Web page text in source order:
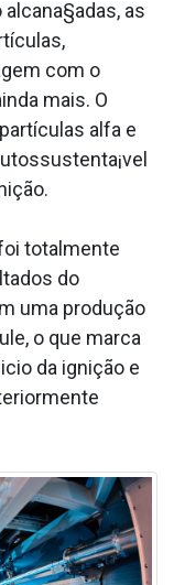
as
com o
mais. O
alfa e
totalmente
do
uma produção
o que marca
da ignição e